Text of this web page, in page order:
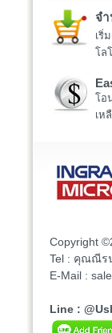
จ
เริ่
โล
โอ
เห
Copyright
Tel : คุณณีรนุ
E-Mail :
Line :